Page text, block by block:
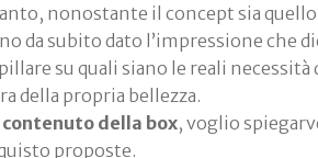
nonostante il concept sia
da subito dato l’impressione che
su quali siano le reali
della propria bellezza.
contenuto della box, voglio
proposte.